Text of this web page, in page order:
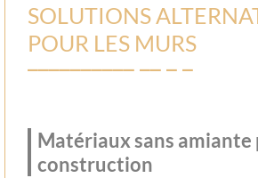
SOLUTIONS
POUR LES MURS
Matériaux sans amiante
construction